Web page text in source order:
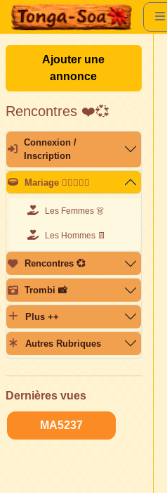
Ajouter une
annonce
Rencontres ❤️💞
Connexion /
Inscription
Mariage 👩🏽‍❤️‍👨🏽
Les Femmes 👗
Les Hommes 👖
Rencontres 💞
Trombi 📸
Plus ++
Autres Rubriques
Dernières vues
MA5237